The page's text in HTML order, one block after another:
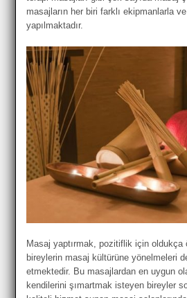
masajların her biri farklı ekipmanlarla
yapılmaktadır.
Masaj yaptırmak, pozitiflik için oldukça
bireylerin masaj kültürüne yönelmeleri
etmektedir. Bu masajlardan en uygun
kendilerini şımartmak isteyen bireyler